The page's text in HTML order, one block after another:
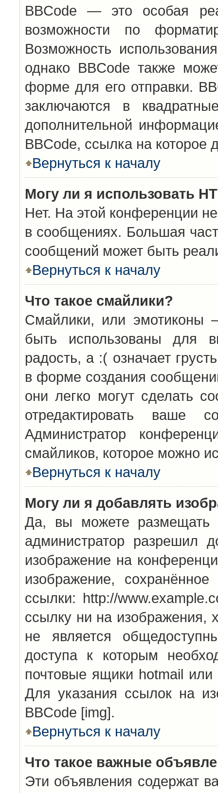
BBCode — это особая
возможности по
Возможность
однако BBCode также
форме для его отправки.
заключаются в
дополнительной
BBCode, ссылка на
Вернуться к началу
Могу ли я использовать
Нет. На этой конференции
в сообщениях. Большая
сообщений может быть
Вернуться к началу
Что такое смайлики?
Смайлики, или эмотиконы
быть использованы для
радость, а :( означает
в форме создания
они легко могут сделать
отредактировать ваше
Администратор
смайликов, которое можно
Вернуться к началу
Могу ли я добавлять
Да, вы можете размещать
администратор разрешил
изображение на
изображение,
ссылки: http://
ссылку ни на
не является
доступа к которым
почтовые ящики hotmail
Для указания ссылок на
BBCode [img].
Вернуться к началу
Что такое важные
Эти объявления содержат